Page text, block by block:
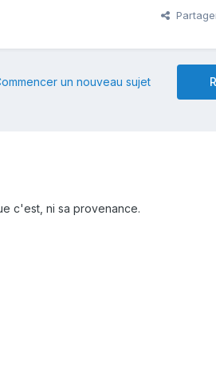
un nouveau sujet
c'est, ni sa provenance.